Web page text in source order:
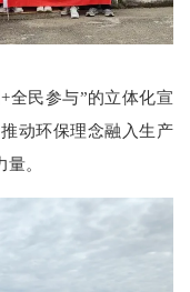
民参与”的立体化宣
动环保理念融入生产
。